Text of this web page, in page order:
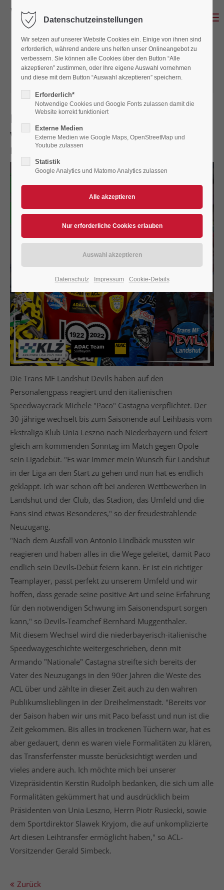
17.07.2024 11:35
von Gerald Simbeck
Neuzugang ist fix: Paco Castagna
wechselt zu den Devils und soll
neue Impulse setzen
Die Trans MF Landshut Devils haben auf den
Personalengpass reagiert und den italienischen
Speedwaycrack Michele "Paco" Castagna verpflichtet. Der
30-jährige wechselt bis zum Saisonende auf Leihbasis vom
Ekstraliga Klub Unia Leszno nach Niederbayern und feiert
gleich am kommenden Sonntag im Match gegen Opole
sein Ligadebüt. "Es war immer mein Wunsch für Landshut
in der Liga an den Start zu gehen und nun hat es endlich
geklappt. Ich war schon oft bei anderen Wettbewerben in
Landshut und der Club, das Stadion, das Umfeld und die
Fans sind etwas Besonderes," so der freudestrahlende
Neuzugang.
"Nach dem Ausfall von Antonio Lindbäck mussten wir
reagieren und haben alles in die Wege geleitet, damit Paco
endlich sein Devils-Debüt feiern kann. Er ist ein richtiger
Teamplayer, passt perfekt zu unserem Umfeld und wir
hoffen, dass gerade seine positive Art und seine Erfahrung
für den notwendigen Schwung im Saisonendspurt sorgen
kann," so Devils-Teamchef Bernhard Muggenthaler.
Mit diesem Wechsel wird die niederbayerisch-italienische
Speedwaygeschichte weitergeschrieben, denn mit
Armando "Nationale" Castagna streifte sich bereits der
Vater des Neuzugangs in den 90er Jahren die Weste des
ACL über und zählte in dieser Zeit auch zu den wahren
Publikumslieblingen in der Dreihelmenstadt. "Bereits vor
der Saison haben wir uns mit Paco befasst und nun ist die
Zeit gekommen. Bis alles in trockenen Tüchern war, hat es
aber gedauert, denn es waren viele Formalitäten zu klären,
das Transferfenster musste berücksichtigt werden und
vieles andere auch. Ich möchte mich bei unserer
Vizepräsidentin Kerstin Rudolph bedanken, die sich um alle
Formalitäten gekümmert hat und ausdrücklich beim
Präsidenten von Unia Leszno, Herrn Piotr Rusiecki, sowie
dem Sportdirektor Slawek Kryjom, die auf unkomplizierte
Art diesen Leihtransfer ermöglicht haben," so ACL-
Vorsitzender Gerald Simbeck.
Zurück
Datenschutzeinstellungen
Wir setzen auf unserer Website Cookies ein. Einige von ihnen sind
erforderlich, während andere uns helfen unser Onlineangebot zu
verbessern. Sie können alle Cookies über den Button “Alle
akzeptieren” zustimmen, oder Ihre eigene Auswahl vornehmen
und diese mit dem Button “Auswahl akzeptieren” speichern.
Erforderlich*
Notwendige Cookies und Google Fonts zulassen damit die
Website korrekt funktioniert
Externe Medien
Externe Medien wie Google Maps, OpenStreetMap und
Youtube zulassen
Statistik
Google Analytics und Matomo Analytics zulassen
Datenschutz Impressum Cookie-Details